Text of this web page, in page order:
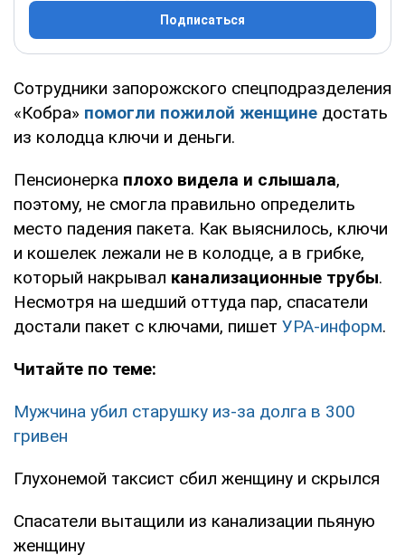
Подписаться
Сотрудники запорожского спецподразделения
«Кобра» помогли пожилой женщине достать
из колодца ключи и деньги.
Пенсионерка плохо видела и слышала,
поэтому, не смогла правильно определить
место падения пакета. Как выяснилось, ключи
и кошелек лежали не в колодце, а в грибке,
который накрывал канализационные трубы.
Несмотря на шедший оттуда пар, спасатели
достали пакет с ключами, пишет УРА-информ.
Читайте по теме:
Мужчина убил старушку из-за долга в 300
гривен
Глухонемой таксист сбил женщину и скрылся
Спасатели вытащили из канализации пьяную
женщину